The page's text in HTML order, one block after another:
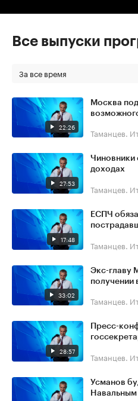
Все выпуски
За все время
22:26
Москва
Таманцев.
27:53
Чиновники
доходах
Таманцев.
17:48
ЕСПЧ
Таманцев.
33:02
Экс-главу
получении
Таманцев.
28:57
Пресс-
Таманцев.
Усманов
Навальным